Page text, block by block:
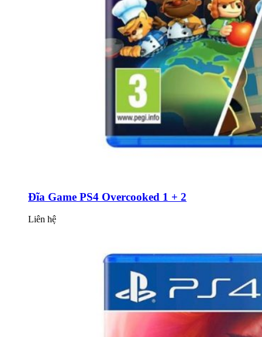
Đĩa Game PS4 Overcooked 1 + 2
Liên hệ